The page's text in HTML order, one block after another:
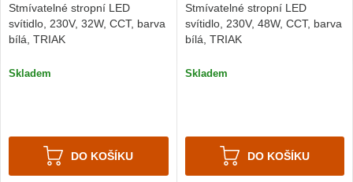
Stmívatelné stropní LED
svítidlo, 230V, 32W, CCT, barva
bílá, TRIAK
Skladem
DO KOŠÍKU
Stmívatelné stropní LED
svítidlo, 230V, 48W, CCT, barva
bílá, TRIAK
Skladem
DO KOŠÍKU